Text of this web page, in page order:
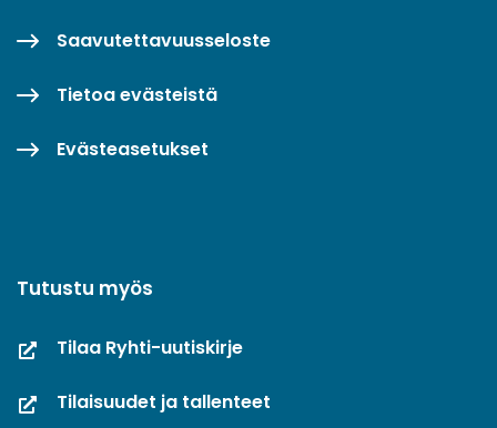
Saavutettavuusseloste
Tietoa evästeistä
Evästeasetukset
Tutustu myös
Tilaa Ryhti-uutiskirje
Tilaisuudet ja tallenteet